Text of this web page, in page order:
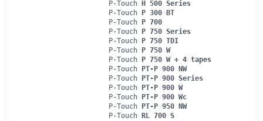
P-Touch H 500 Series
P-Touch P 300 BT
P-Touch P 700
P-Touch P 750 Series
P-Touch P 750 TDI
P-Touch P 750 W
P-Touch P 750 W + 4 tapes
P-Touch PT-P 900 NW
P-Touch PT-P 900 Series
P-Touch PT-P 900 W
P-Touch PT-P 900 Wc
P-Touch PT-P 950 NW
P-Touch RL 700 S